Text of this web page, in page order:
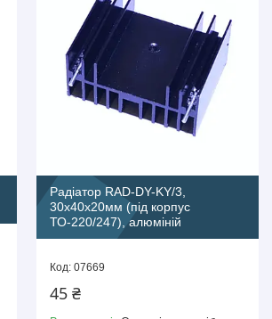
Радіатор RAD-DY-KY/3,
30х40х20мм (під корпус
ТО-220/247), алюміній
07669
45 ₴